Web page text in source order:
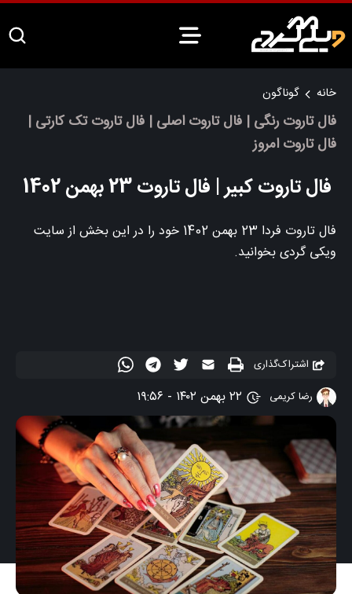
خانه گوناگون
فال تاروت رنگی | فال تاروت اصلی | فال تاروت تک کارتی |
فال تاروت امروز
فال تاروت کبیر | فال تاروت 23 بهمن 1402
فال تاروت فردا 23 بهمن 1402 خود را در این بخش از سایت
ویکی گردی بخوانید.
اشتراک‌گذاری
رضا کریمی
۲۲ بهمن ۱۴۰۲ - ۱۹:۵۶